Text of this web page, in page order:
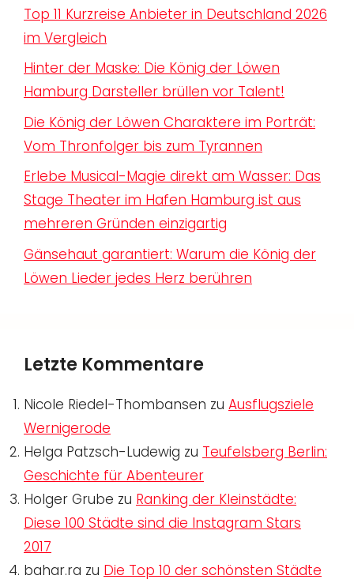
Top 11 Kurzreise Anbieter in Deutschland 2026
im Vergleich
Hinter der Maske: Die König der Löwen
Hamburg Darsteller brüllen vor Talent!
Die König der Löwen Charaktere im Porträt:
Vom Thronfolger bis zum Tyrannen
Erlebe Musical-Magie direkt am Wasser: Das
Stage Theater im Hafen Hamburg ist aus
mehreren Gründen einzigartig
Gänsehaut garantiert: Warum die König der
Löwen Lieder jedes Herz berühren
Letzte Kommentare
Nicole Riedel-Thombansen zu Ausflugsziele
Wernigerode
Helga Patzsch-Ludewig zu Teufelsberg Berlin:
Geschichte für Abenteurer
Holger Grube zu Ranking der Kleinstädte:
Diese 100 Städte sind die Instagram Stars
2017
bahar.ra zu Die Top 10 der schönsten Städte